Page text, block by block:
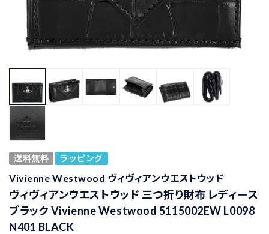
送料無料 ラッピング
Vivienne Westwood ヴィヴィアンウエストウッド
ヴィヴィアンウエストウッド 三つ折り財布 レディース
ブラック Vivienne Westwood 5115002EW L0098
N401 BLACK